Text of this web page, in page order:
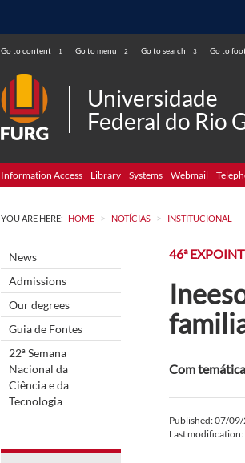
Go to content 1 Go to menu 2 Go to search 3 Go to
Universidade
Federal do Rio
Information Access Library Systems Webmail
YOU ARE HERE: HOME > NOTÍCIAS > INSTITUCIONAL
News
Admissions
Our degrees
Guia de Fontes
22ª Semana
Nacional da
Ciência e da
Tecnologia
46ª
Com
Published: 07/
Last